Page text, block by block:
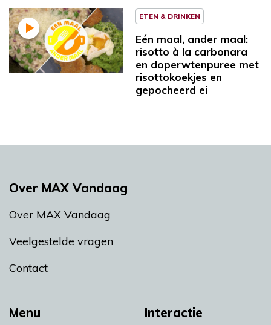
ETEN & DRINKEN
Eén maal, ander maal:
risotto à la carbonara
en doperwtenpuree met
risottokoekjes en
gepocheerd ei
Menu Interactie
Over MAX Vandaag
Over MAX Vandaag
Veelgestelde vragen
Contact